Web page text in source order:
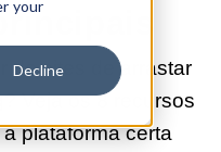
your
Decline
de sites de arrastar
Veja os 8 recursos
plataforma certa